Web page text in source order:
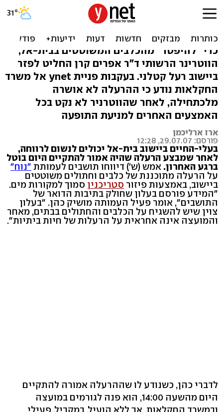
בית-אל: הפעילים נובחים -
וההרעלה עוברת
כדי "להיפטר" מהכלבים המשוטטים בבית-אל,
הווטרינר הרשותי ד"ר אפרים קרן החליט לפזר
ביישוב רעל קטלני. בעקבות פניית ynet אל משרד
החקלאות נודע כי ההרעלה לא אושרה
מלכתחילה, לאחר שהווטרניר לא נקט בכל
האמצעים האחרים למניעת התופעה
ארז ארליכמן
פורסם: 29.07.07, 12:28
בעלי-החיים ביישוב בית-אל יכולים לנשום לרווחה,
לאחר שמבצע הרעלה שהיה אמור להתקיים היום בוטל
ברגע האחרון. אמש (ש') דיווחו תושבים לעמותת "נוח"
על הרעלה מתוכננת של כלבים וחתולים משוטטים
ביישוב, באמצעות פיזור סטריכנין סמוך למקורות מים.
"המידע פורסם בעלון שחולק בתיבות הדואר של
התושבים", אומר פעיל העמותה מושיק כהן. "בעלון
צוין שיש להשגיח על הכלבים והחתולים בבתים, מאחר
והמועצה אינה אחראית על הרעלות של חיות ביתיות".
לדברי כהן, כשנודע לו שההרעלה אמורה להתקיים
היום מהשעה 14:00, הוא פנה לגורמים במועצה